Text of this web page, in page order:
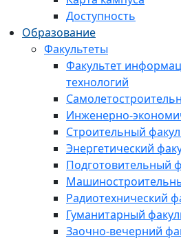
Доступность
Образование
Факультеты
Факультет
технологий
Инженерно-
Строительный
Энергетический
Подготовительный
Радиотехнический
Гуманитарный
Заочно-вечерний